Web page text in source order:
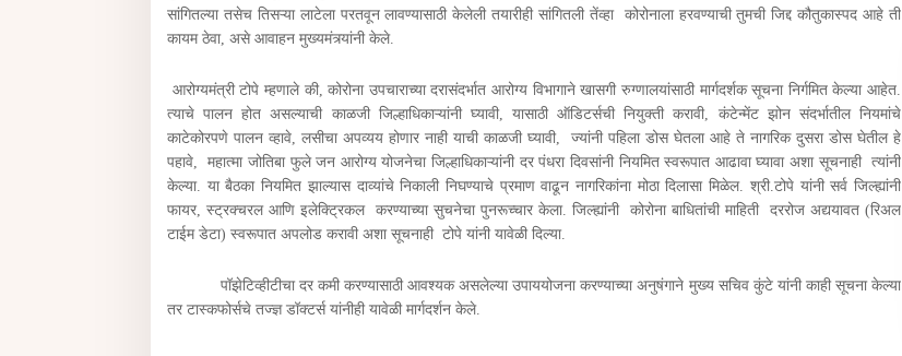
सांगितल्या तसेच तिसऱ्या लाटेला परतवून लावण्यासाठी केलेली तयारीही सांगितली तेंव्हा कोरोनाला हरवण्याची तुमची जिद्द कौतुकास्पद आहे ती
कायम ठेवा, असे आवाहन मुख्यमंत्र्यांनी केले.
आरोग्यमंत्री टोपे म्हणाले की, कोरोना उपचाराच्या दरासंदर्भात आरोग्य विभागाने खासगी रुग्णालयांसाठी मार्गदर्शक सूचना निर्गमित केल्या आहेत.
त्याचे पालन होत असल्याची काळजी जिल्हाधिकाऱ्यांनी घ्यावी, यासाठी ऑडिटर्सची नियुक्ती करावी, कंटेन्मेंट झोन संदर्भातील नियमांचे
काटेकोरपणे पालन व्हावे, लसीचा अपव्यय होणार नाही याची काळजी घ्यावी, ज्यांनी पहिला डोस घेतला आहे ते नागरिक दुसरा डोस घेतील हे
पहावे, महात्मा जोतिबा फुले जन आरोग्य योजनेचा जिल्हाधिकाऱ्यांनी दर पंधरा दिवसांनी नियमित स्वरूपात आढावा घ्यावा अशा सूचनाही त्यांनी
केल्या. या बैठका नियमित झाल्यास दाव्यांचे निकाली निघण्याचे प्रमाण वाढून नागरिकांना मोठा दिलासा मिळेल. श्री.टोपे यांनी सर्व जिल्ह्यांनी
फायर, स्ट्रक्चरल आणि इलेक्ट्रिकल करण्याच्या सुचनेचा पुनरूच्चार केला. जिल्ह्यांनी कोरोना बाधितांची माहिती दररोज अद्ययावत (रिअल
टाईम डेटा) स्वरूपात अपलोड करावी अशा सूचनाही टोपे यांनी यावेळी दिल्या.
पॉझेटिव्हीटीचा दर कमी करण्यासाठी आवश्यक असलेल्या उपाययोजना करण्याच्या अनुषंगाने मुख्य सचिव कुंटे यांनी काही सूचना केल्या
तर टास्कफोर्सचे तज्ज्ञ डॉक्टर्स यांनीही यावेळी मार्गदर्शन केले.